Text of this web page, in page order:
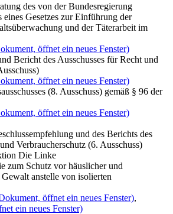
des von der Bundesregierung
Gesetzes zur Einführung der
und der Täterarbeit im
öffnet ein neues Fenster)
Bericht des Ausschusses für Recht und
öffnet ein neues Fenster)
(8. Ausschuss) gemäß § 96 der
öffnet ein neues Fenster)
und des Berichts des
Verbraucherschutz (6. Ausschuss)
Die Linke
zum Schutz vor häuslicher und
anstelle von isolierten
öffnet ein neues Fenster),
ein neues Fenster)